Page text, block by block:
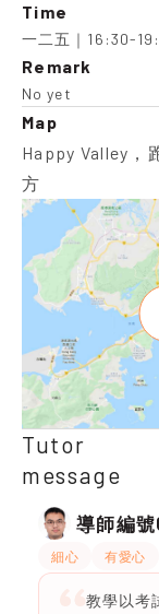
Time
一二五｜16:30-
Remark
No yet
Map
Happy Valley，
方
Tutor
message
導師編號
細心 有愛心
教學以考